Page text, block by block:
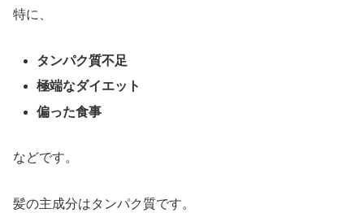
特に、
タンパク質不足
極端なダイエット
偏った食事
などです。
髪の主成分はタンパク質です。